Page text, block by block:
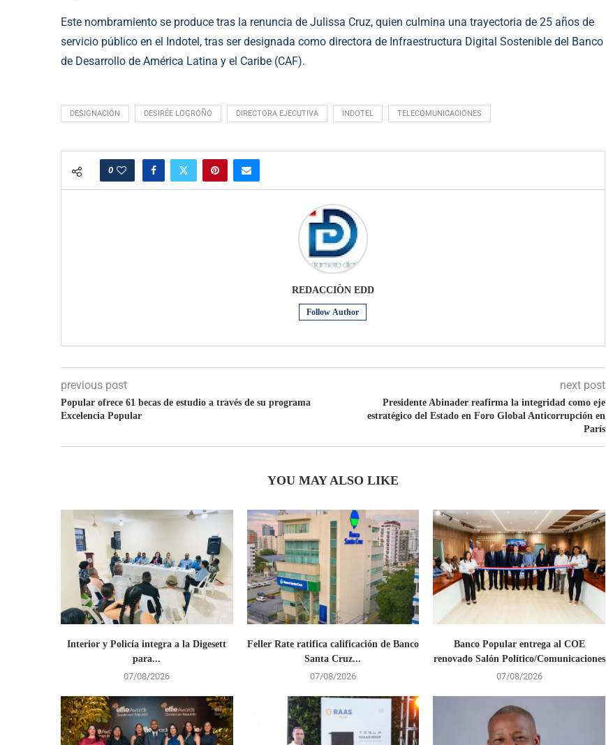
Este nombramiento se produce tras la renuncia de Julissa Cruz, quien culmina una trayectoria de 25 años de
servicio público en el Indotel, tras ser designada como directora de Infraestructura Digital Sostenible del Banco
de Desarrollo de América Latina y el Caribe (CAF).
DESIGNACIÓN DESIRÉE LOGROÑO DIRECTORA EJECUTIVA INDOTEL TELECOMUNICACIONES
0
REDACCIÒN EDD
Follow Author
previous post
Popular ofrece 61 becas de estudio a través de su programa
Excelencia Popular
next post
Presidente Abinader reafirma la integridad como eje
estratégico del Estado en Foro Global Anticorrupción en
París
YOU MAY ALSO LIKE
Interior y Policía integra a la Digesett
para...
07/08/2026
Feller Rate ratifica calificación de Banco
Santa Cruz...
07/08/2026
Banco Popular entrega al COE
renovado Salón Político/Comunicaciones
07/08/2026